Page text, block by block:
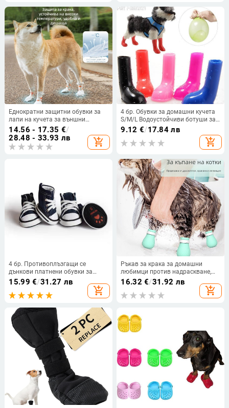
Еднократни защитни обувки за
лапи на кучета за външни
разходки, водоустойчиви и
против подхлъзване, за малки и
средни породи
14.56 - 17.35 €/
28.48 - 33.93 лв
add_shopping_cart
4 бр. Обувки за домашни кучета
S/M/L Водоустойчиви ботуши за
кучета Обувки за кученца за
кучета Нехлъзгащи се еластични
защитни ботуши за домашни
любимци Дъждовни ботуши
Обувки за дъжд домашни кучета
9.12 €/17.84 лв
add_shopping_cart
4 бр. Противоплъзгащи се
дънкови платнени обувки за
кучета Обувки за домашни
любимци Водоустойчиви обувки
Маратонки Дишащи ботуши за
любимци
15.99 €/31.27 лв
add_shopping_cart
Ръкав за крака за домашни
любимци против надраскване,
ръкавици против надраскване с
котешки нокти, държащи котка,
миене на котка, лекарство за
от 4 производителя
16.32 €/31.92 лв
add_shopping_cart